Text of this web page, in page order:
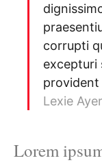
corrupti
excepturi
provident
Lexie
Lorem